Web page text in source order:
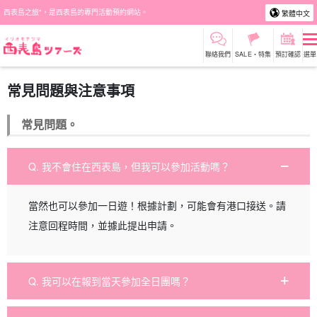
西表島之旅"，是西表島的專門活動預約網站。 繁體中文
聯絡我們 SALE・特集 預訂確認 選單
常見問題與注意事項
常見問題。
Q. 我不會住在西表島，但我可以參加活動嗎？
當然也可以參加一日遊！根據計劃，可能會有港口接送。請
注意回程時間，並據此提出申請。
Q. 我可以在報到當天參加全日團嗎？